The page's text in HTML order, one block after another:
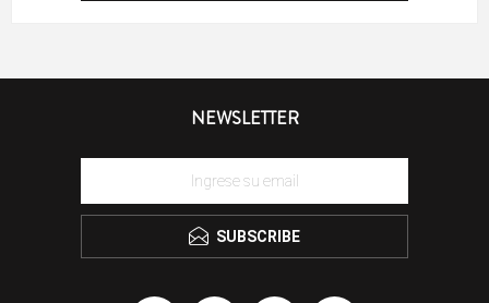
NEWSLETTER
SUBSCRIBE